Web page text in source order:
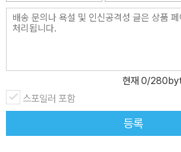
한 스토리가 곁들여진 메뉴들이다. 예능과 요
방송 콘셉트와도 부합한다. 또 방송 내용을 재미있게 풀어 ‘매점스토
한 준다. 등록메뉴의 경우, 방송에 소개되지는
메뉴의 형태로 다양한 밤참을 소개하고 있어 실
사이, 맛보다는 웃음을 선사한 웃음메뉴들의
능 코드 또한 살렸다. <해피투게더 야간매점>
현재 0/
스포일러 포함
등록